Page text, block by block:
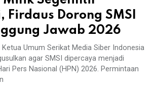
Firdaus Dorong SMSI
Jawab 2026
Ketua Umum Serikat Media Siber Indonesia
agar SMSI dipercaya menjadi
Pers Nasional (HPN) 2026. Permintaan